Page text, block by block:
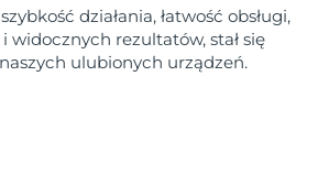
działania, łatwość obsługi,
widocznych rezultatów, stał się
ulubionych urządzeń.